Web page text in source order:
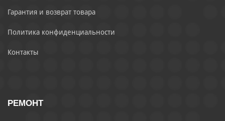
Гарантия и возврат товара
Политика конфиденциальности
Контакты
РЕМОНТ